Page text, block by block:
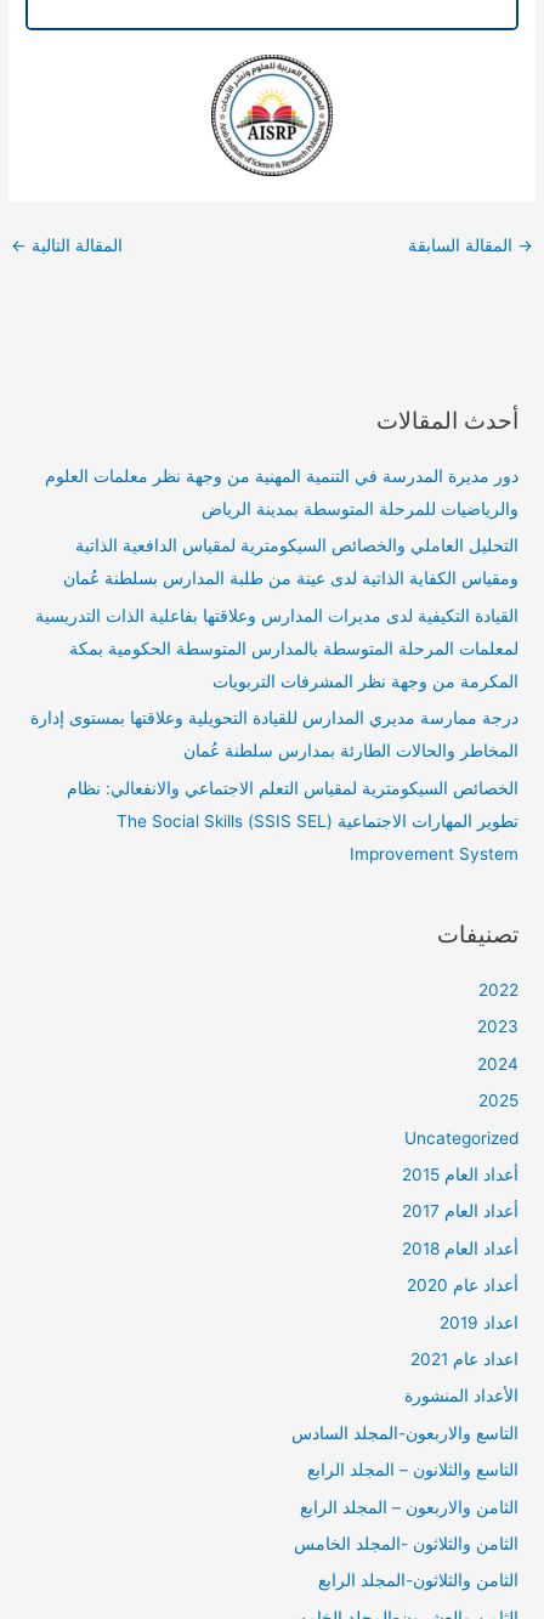
→ المقالة السابقة المقالة التالية ←
أحدث المقالات
دور مديرة المدرسة في التنمية المهنية من وجهة نظر معلمات العلوم
والرياضيات للمرحلة المتوسطة بمدينة الرياض
التحليل العاملي والخصائص السيكومترية لمقياس الدافعية الذاتية
ومقياس الكفاية الذاتية لدى عينة من طلبة المدارس بسلطنة عُمان
القيادة التكيفية لدى مديرات المدارس وعلاقتها بفاعلية الذات التدريسية
لمعلمات المرحلة المتوسطة بالمدارس المتوسطة الحكومية بمكة
المكرمة من وجهة نظر المشرفات التربويات
درجة ممارسة مديري المدارس للقيادة التحويلية وعلاقتها بمستوى إدارة
المخاطر والحالات الطارئة بمدارس سلطنة عُمان
الخصائص السيكومترية لمقياس التعلم الاجتماعي والانفعالي: نظام
تطوير المهارات الاجتماعية (SSIS SEL) The Social Skills
Improvement System
تصنيفات
2022
2023
2024
2025
Uncategorized
أعداد العام 2015
أعداد العام 2017
أعداد العام 2018
أعداد عام 2020
اعداد 2019
اعداد عام 2021
الأعداد المنشورة
التاسع والاربعون-المجلد السادس
التاسع والثلانون – المجلد الرابع
الثامن والاربعون – المجلد الرابع
الثامن والثلاثون -المجلد الخامس
الثامن والثلاثون-المجلد الرابع